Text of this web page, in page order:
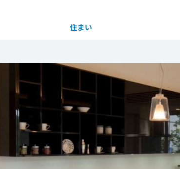
住まい
分譲住宅（建売・土地）検索
中古住宅検索
人のお客さま
企業不動産活用（CRE）戦略
社宅建築
業用
事業用リノベーション
ホテル・旅館リフォーム
業用売買
事業用地・事業用建物
分譲用地
相談窓口
お客様センター
用情報
新卒者採用
中途採用
都道府県を選択
場】分譲フェア2026
上、ご来場いただきアンケートにご
ド８,０００円分をプレゼント！
す！
おります。
みとさせていただきます。